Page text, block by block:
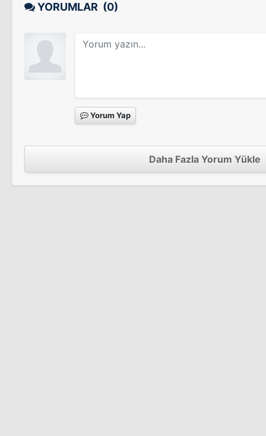
YORUMLAR (0)
Yorum Yap
Daha Fazla Yorum Yükle